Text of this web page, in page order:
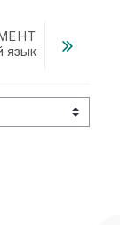
язык